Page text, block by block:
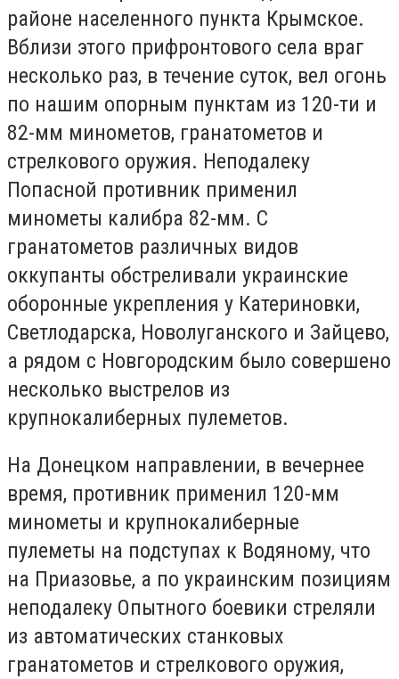
районе населенного пункта Крымское.
Вблизи этого прифронтового села враг
несколько раз, в течение суток, вел огонь
по нашим опорным пунктам из 120-ти и
82-мм минометов, гранатометов и
стрелкового оружия. Неподалеку
Попасной противник применил
минометы калибра 82-мм. С
гранатометов различных видов
оккупанты обстреливали украинские
оборонные укрепления у Катериновки,
Светлодарска, Новолуганского и Зайцево,
а рядом с Новгородским было совершено
несколько выстрелов из
крупнокалиберных пулеметов.
На Донецком направлении, в вечернее
время, противник применил 120-мм
минометы и крупнокалиберные
пулеметы на подступах к Водяному, что
на Приазовье, а по украинским позициям
неподалеку Опытного боевики стреляли
из автоматических станковых
гранатометов и стрелкового оружия,